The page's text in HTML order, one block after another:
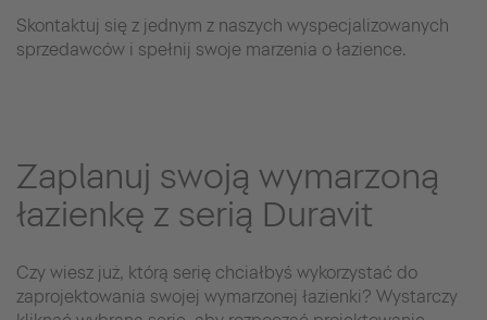
Skontaktuj się z jednym z naszych wyspecjalizowanych
sprzedawców i spełnij swoje marzenia o łazience.
Zaplanuj swoją wymarzoną
łazienkę z serią Duravit
Czy wiesz już, którą serię chciałbyś wykorzystać do
zaprojektowania swojej wymarzonej łazienki? Wystarczy